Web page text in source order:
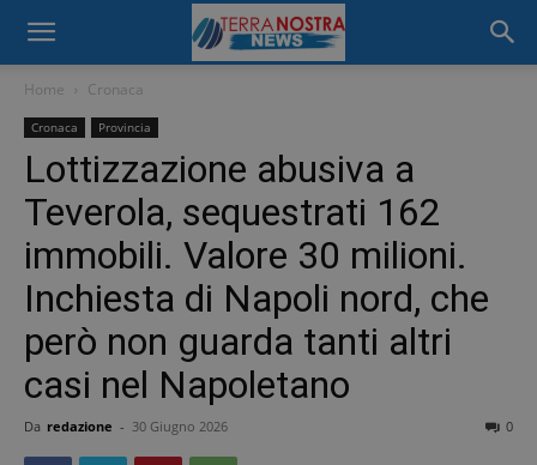
Home Cronaca
Cronaca Provincia
Lottizzazione abusiva a
Teverola, sequestrati 162
immobili. Valore 30 milioni.
Inchiesta di Napoli nord, che
però non guarda tanti altri
casi nel Napoletano
Da redazione - 30 Giugno 2026 0